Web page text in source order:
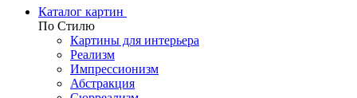
Каталог картин
По Стилю
Картины для интерьера
Реализм
Импрессионизм
Абстракция